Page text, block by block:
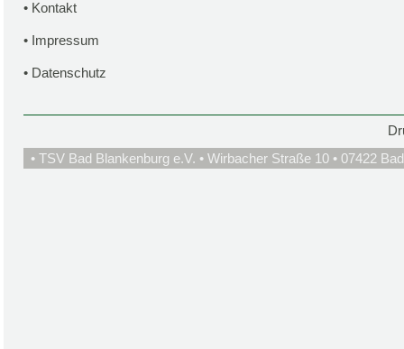
• Kontakt
• Impressum
• Datenschutz
• TSV Bad Blankenburg e.V. • Wirbacher Straße 10 • 07422